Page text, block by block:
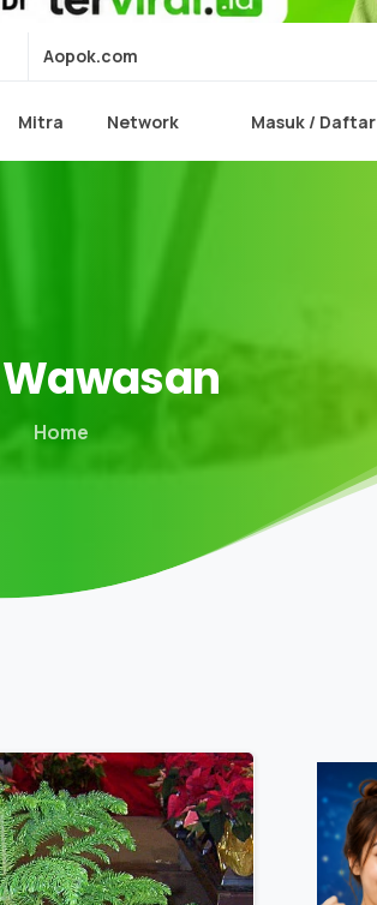
Aopok.com
Mitra Network Masuk / Daftar
Wawasan
Home